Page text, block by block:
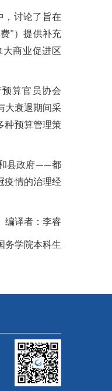
，讨论了旨在
”）提供补充
商业促进区
算官员协会
大衰退期间采
种预算管理策
县政府——都
疫情的治理经
编译者：李睿
务学院本科生